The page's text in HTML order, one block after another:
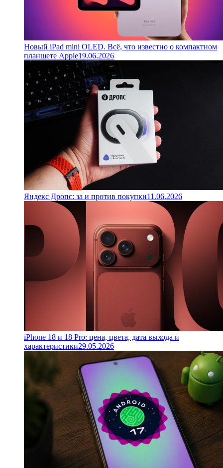
Новый iPad mini OLED. Всё, что известно о компактном
планшете Apple19.06.2026
Яндекс Дропс: за и против покупки11.06.2026
iPhone 18 и 18 Pro: цена, цвета, дата выхода и
характеристики29.05.2026